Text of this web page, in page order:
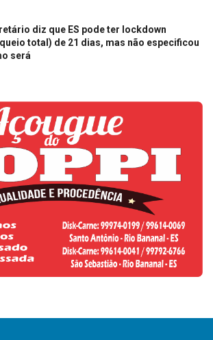
diz que ES pode ter lockdown
total) de 21 dias, mas não especificou
será